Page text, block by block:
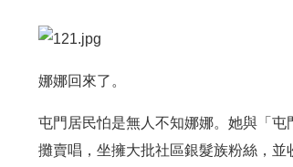
娜娜回來了。
屯門居民怕是無人不知娜娜。她與「
攤賣唱，坐擁大批社區銀髮族粉絲，